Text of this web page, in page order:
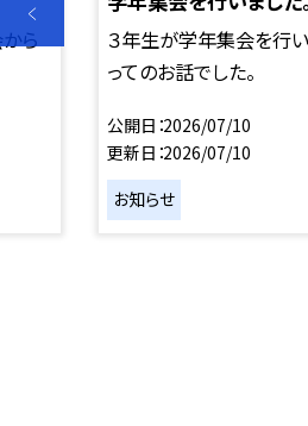
ら
３年生が学年集会を行
ってのお話でした。
公開日 2026/07/10
更新日 2026/07/10
お知らせ